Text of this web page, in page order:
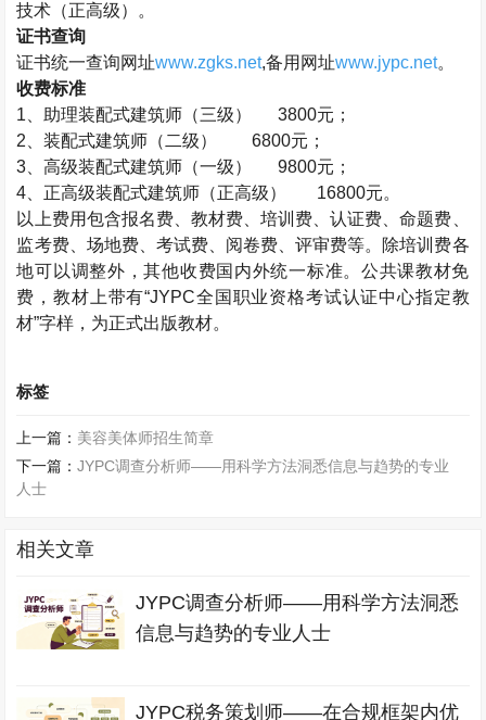
技术（正高级）。
证书查询
证书统一查询网址www.zgks.net,备用网址www.jypc.net。
收费标准
1、助理装配式建筑师 （三级） 3800元；
2、装配式建筑师 （二级） 6800元；
3、高级装配式建筑师 （一级） 9800元；
4、正高级装配式建筑师 （正高级）
16800元。
以上费用包含报名费、教材费、培训费、认证费、命题费、
监考费、场地费、考试费、阅卷费、评审费等。除培训费各
地可以调整外，其他收费国内外统一标准。公共课教材免
费，教材上带有“JYPC全国职业资格考试认证中心指定教
材”字样，为正式出版教材。
标签
上一篇： 美容美体师招生简章
下一篇：JYPC调查分析师——用科学方法洞悉信息与趋势的专业
人士
相关文章
JYPC调查分析师——用科学方法洞悉
信息与趋势的专业人士
JYPC税务策划师——在合规框架内优